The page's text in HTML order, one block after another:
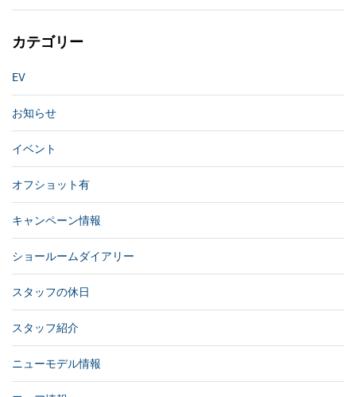
カテゴリー
EV
お知らせ
イベント
オフショット有
キャンペーン情報
ショールームダイアリー
スタッフの休日
スタッフ紹介
ニューモデル情報